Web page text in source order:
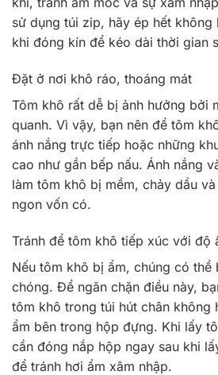
sử dụng túi zip, hãy ép hết
khi đóng kín để kéo dài thời gian
Đặt ở nơi khô ráo, thoáng mát
Tôm khô rất dễ bị ảnh hưởng bởi
quanh. Vì vậy, bạn nên để tôm
ánh nắng trực tiếp hoặc những
cao như gần bếp nấu. Ánh nắng
làm tôm khô bị mềm, chảy dầu
ngon vốn có.
Tránh để tôm khô tiếp xúc với độ
Nếu tôm khô bị ẩm, chúng có thể
chóng. Để ngăn chặn điều này,
tôm khô trong túi hút chân không
ẩm bên trong hộp đựng. Khi lấy
cần đóng nắp hộp ngay sau khi
để tránh hơi ẩm xâm nhập.